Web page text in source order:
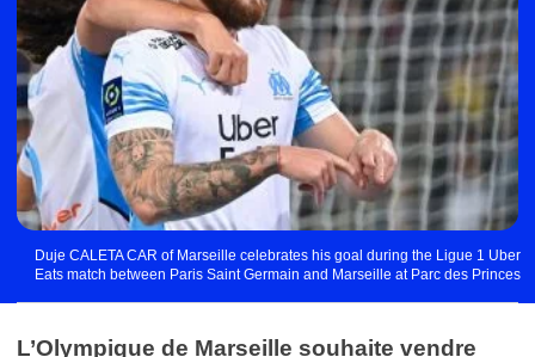
Duje CALETA CAR of Marseille celebrates his goal during the Ligue 1 Uber
Eats match between Paris Saint Germain and Marseille at Parc des Princes
L’Olympique de Marseille souhaite vendre